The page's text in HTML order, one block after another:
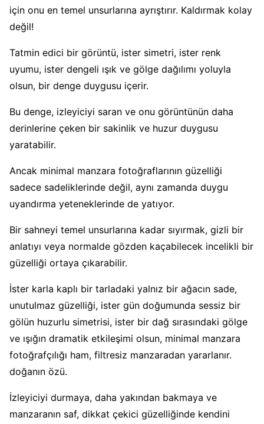
için onu en temel unsurlarına ayrıştırır. Kaldırmak kolay
değil!
Tatmin edici bir görüntü, ister simetri, ister renk
uyumu, ister dengeli ışık ve gölge dağılımı yoluyla
olsun, bir denge duygusu içerir.
Bu denge, izleyiciyi saran ve onu görüntünün daha
derinlerine çeken bir sakinlik ve huzur duygusu
yaratabilir.
Ancak minimal manzara fotoğraflarının güzelliği
sadece sadeliklerinde değil, aynı zamanda duygu
uyandırma yeteneklerinde de yatıyor.
Bir sahneyi temel unsurlarına kadar sıyırmak, gizli bir
anlatıyı veya normalde gözden kaçabilecek incelikli bir
güzelliği ortaya çıkarabilir.
İster karla kaplı bir tarladaki yalnız bir ağacın sade,
unutulmaz güzelliği, ister gün doğumunda sessiz bir
gölün huzurlu simetrisi, ister bir dağ sırasındaki gölge
ve ışığın dramatik etkileşimi olsun, minimal manzara
fotoğrafçılığı ham, filtresiz manzaradan yararlanır.
doğanın özü.
İzleyiciyi durmaya, daha yakından bakmaya ve
manzaranın saf, dikkat çekici güzelliğinde kendini